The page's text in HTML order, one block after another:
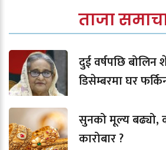
ताजा
दुई वर्षपछि
डिसेम्बरमा घर
सुनको मूल्य बढ्यो,
कारोबार ?